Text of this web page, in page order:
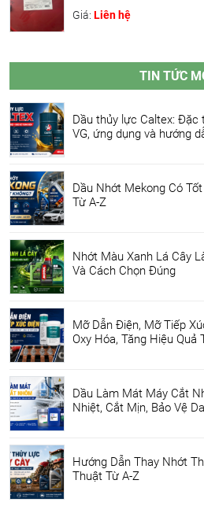
Giá: Liên hệ
TIN TỨC
Dầu thủy lực Caltex: Đặc
VG, ứng dụng và hướng
Dầu Nhớt Mekong Có
Từ A-Z
Nhớt Màu Xanh Lá Cây
Và Cách Chọn Đúng
Mỡ Dẫn Điện, Mỡ Tiếp
Oxy Hóa, Tăng Hiệu Quả
Dầu Làm Mát Máy Cắt
Nhiệt, Cắt Mịn, Bảo Vệ
Hướng Dẫn Thay Nhớt
Thuật Từ A-Z